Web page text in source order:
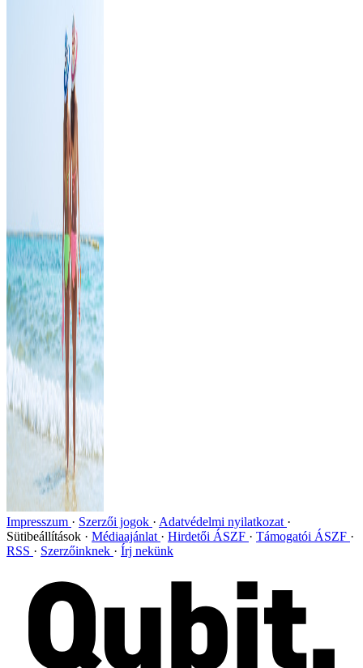
Impresszum Szerzői jogok
Adatvédelmi nyilatkozat
Sütibeállítások
Médiaajánlat Hirdetői ÁSZF
Támogatói ÁSZF
RSS
Szerzőinknek Írj nekünk